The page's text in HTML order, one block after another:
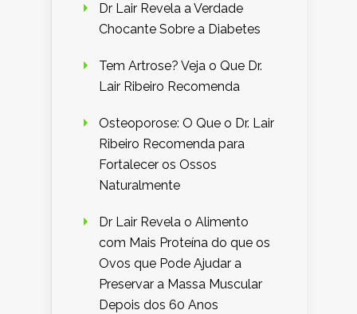
Dr Lair Revela a Verdade
Chocante Sobre a Diabetes
Tem Artrose? Veja o Que Dr.
Lair Ribeiro Recomenda
Osteoporose: O Que o Dr. Lair
Ribeiro Recomenda para
Fortalecer os Ossos
Naturalmente
Dr Lair Revela o Alimento
com Mais Proteína do que os
Ovos que Pode Ajudar a
Preservar a Massa Muscular
Depois dos 60 Anos